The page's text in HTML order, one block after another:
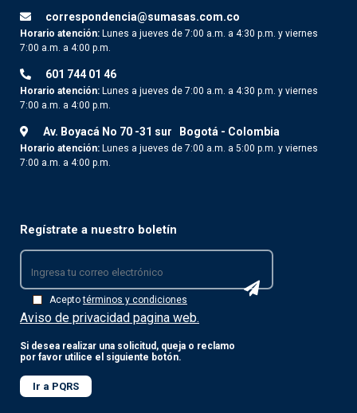
correspondencia@sumasas.com.co
Horario atención: Lunes a jueves de 7:00 a.m. a 4:30 p.m. y viernes
7:00 a.m. a 4:00 p.m.
601 744 01 46
Horario atención: Lunes a jueves de 7:00 a.m. a 4:30 p.m. y viernes
7:00 a.m. a 4:00 p.m.
Av. Boyacá No 70 -31 sur Bogotá - Colombia
Horario atención: Lunes a jueves de 7:00 a.m. a 5:00 p.m. y viernes
7:00 a.m. a 4:00 p.m.
Regístrate a nuestro boletín
Aceptotérminos y condiciones
Aviso de privacidad pagina web.
Si desea realizar una solicitud, queja o reclamo
por favor utilice el siguiente botón.
Ir a PQRS